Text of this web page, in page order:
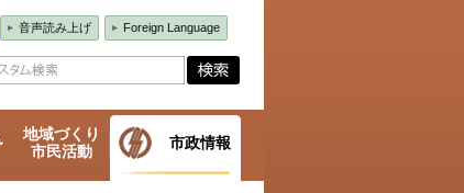
音声読み上げ Foreign Language
地域づくり
市民活動
市政情報